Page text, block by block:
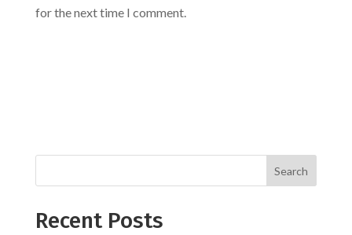
for the next time I comment.
Recent Posts